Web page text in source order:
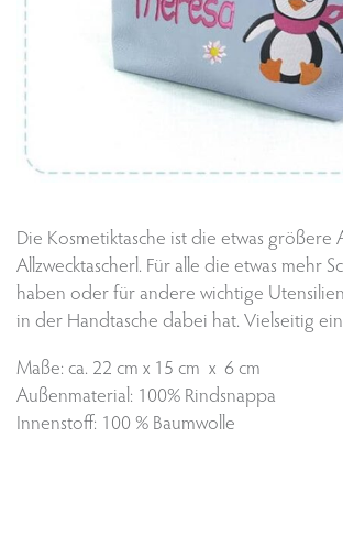
Die Kosmetiktasche ist die etwas größere
Allzwecktascherl. Für alle die etwas mehr
haben oder für andere wichtige
in der Handtasche dabei hat. Vielseitig
Maße: ca. 22 cm x 15 cm x 6 cm
Außenmaterial: 100% Rindsnappa
Innenstoff: 100 % Baumwolle